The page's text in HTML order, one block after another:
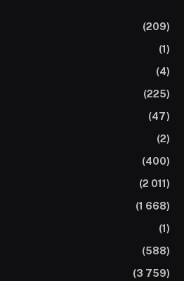
(209)
(1)
(4)
(225)
(47)
(2)
(400)
(2 011)
(1 668)
(1)
(588)
(3 759)